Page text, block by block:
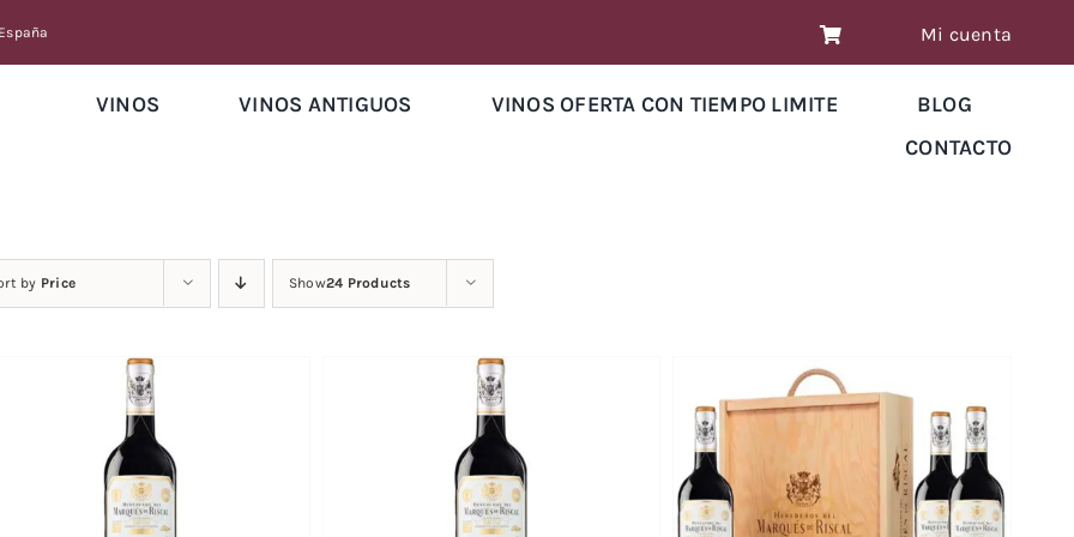
Mi cuenta
VINOS VINOS ANTIGUOS VINOS OFERTA CON TIEMPO LIMITE
BLOG
CONTACTO
by Price Show24 Products